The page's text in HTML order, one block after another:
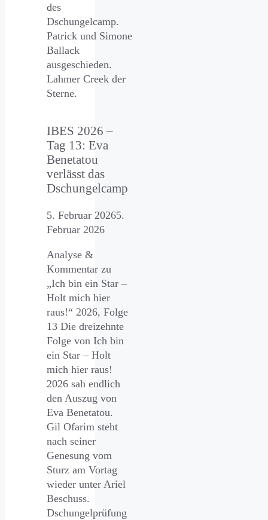
des
Dschungelcamp.
Patrick und Simone
Ballack
ausgeschieden.
Lahmer Creek der
Sterne.
IBES 2026 –
Tag 13: Eva
Benetatou
verlässt das
Dschungelcamp
5. Februar 20265.
Februar 2026
Analyse &
Kommentar zu
„Ich bin ein Star –
Holt mich hier
raus!“ 2026, Folge
13 Die dreizehnte
Folge von Ich bin
ein Star – Holt
mich hier raus!
2026 sah endlich
den Auszug von
Eva Benetatou.
Gil Ofarim steht
nach seiner
Genesung vom
Sturz am Vortag
wieder unter Ariel
Beschuss.
Dschungelprüfung